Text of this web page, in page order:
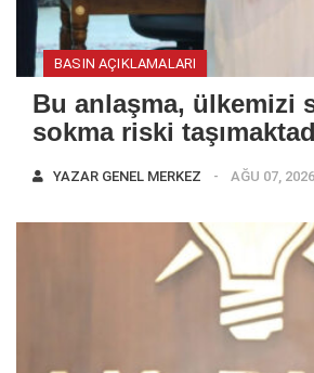
BASIN AÇIKLAMALARI
Bu anlaşma, ülkemizi
sokma riski
YAZAR GENEL MERKEZ AĞU 07, 2026